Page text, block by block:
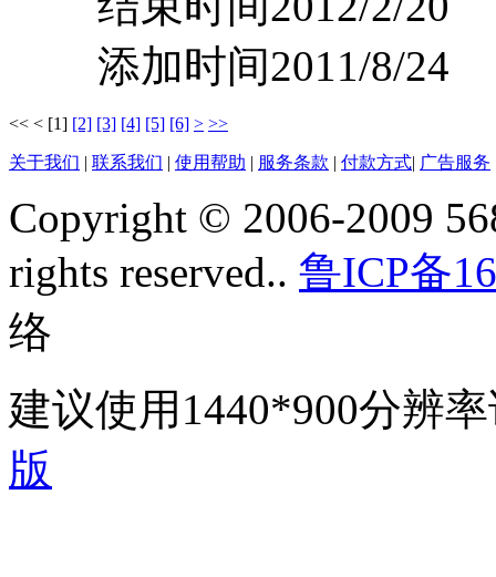
添加时间2011/8/24
<< < [1] [2] [3] [4] [5] [6] > >>
关于我们 | 联系我们 | 使用帮助 | 服务条款 | 付款方式| 广告服务
Copyright © 2006-2009
rights reserved.. 鲁ICP备
络
建议使用1440*900分辨
版